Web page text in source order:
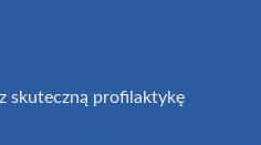
skuteczną profilaktykę